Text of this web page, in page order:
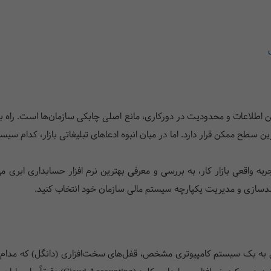
و محدودیت در دورکاری، مانع اصلی چابکی سازمان‌ها است.
ممکن قرار دارد. اما در میان انبوه ادعاهای تبلیغاتی بازار، کدام
واقعی بازار کار، به بررسی و معرفی بهترین نرم افزار حسابداری
و مدیریت یکپارچه سیستم مالی سازمان خود انتخاب کنید.
به یک سیستم کامپیوتری مشخص، قفل‌های سخت‌افزاری (دانگل) که